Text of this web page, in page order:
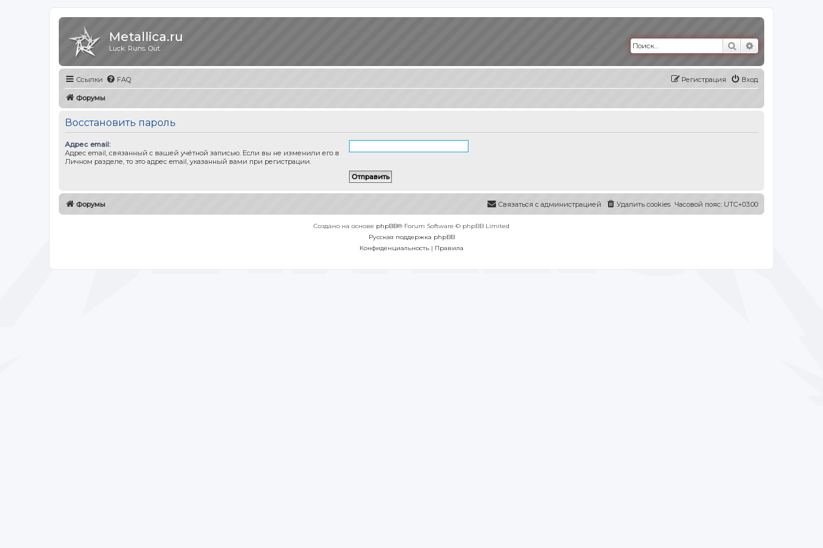
Metallica.ru
Luck. Runs. Out. Поиск
Ссылки FAQ Вход
Регистрация
Форумы
Восстановить пароль
Адрес email:
Адрес email, связанный с вашей учётной записью. Если вы не изменили его в
Личном разделе, то это адрес email, указанный вами при регистрации.
Форумы Часовой пояс: UTC+03:00
Удалить cookies
Связаться с администрацией
Создано на основе phpBB® Forum Software © phpBB Limited
Русская поддержка phpBB
Конфиденциальность | Правила